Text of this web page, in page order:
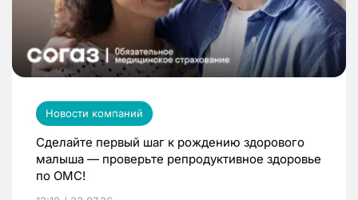
Новости компаний
Сделайте первый шаг к рождению здорового
малыша — проверьте репродуктивное здоровье
по ОМС!